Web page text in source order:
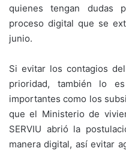
quienes tengan dudas
proceso digital que se
junio.
Si evitar los contagios
prioridad, también lo
importantes como los
que el Ministerio de
SERVIU abrió la
manera digital, así evitar